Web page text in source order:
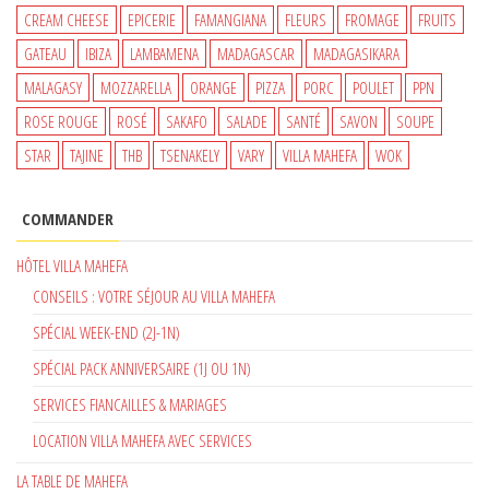
CREAM CHEESE
EPICERIE FAMANGIANA FLEURS FROMAGE
FRUITS
GATEAU
IBIZA LAMBAMENA MADAGASCAR
MADAGASIKARA
MALAGASY
MOZZARELLA ORANGE PIZZA PORC POULET
PPN
ROSE ROUGE
ROSÉ SAKAFO SALADE SANTÉ SAVON
SOUPE
STAR
TAJINE THB TSENAKELY VARY VILLA MAHEFA WOK
COMMANDER
HÔTEL VILLA MAHEFA
CONSEILS : VOTRE SÉJOUR AU VILLA MAHEFA
SPÉCIAL WEEK-END (2J-1N)
SPÉCIAL PACK ANNIVERSAIRE (1J OU 1N)
SERVICES FIANCAILLES & MARIAGES
LOCATION VILLA MAHEFA AVEC SERVICES
LA TABLE DE MAHEFA